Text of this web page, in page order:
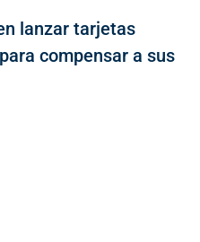
lanzar tarjetas
compensar a sus